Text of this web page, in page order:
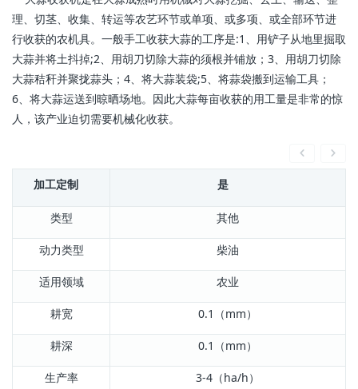
理、切茎、收集、转运等农艺环节或单项、或多项、或全部环节进
行收获的农机具。一般手工收获大蒜的工序是:1、用铲子从地里掘取
大蒜并将土抖掉;2、用胡刀切除大蒜的须根并铺放；3、用胡刀切除
大蒜秸秆并聚拢蒜头；4、将大蒜装袋;5、将蒜袋搬到运输工具；
6、将大蒜运送到晾晒场地。因此大蒜每亩收获的用工量是非常的惊
人，该产业迫切需要机械化收获。
加工定制 是
类型 其他
动力类型 柴油
适用领域 农业
耕宽 0.1（mm）
耕深 0.1（mm）
生产率 3-4（ha/h）